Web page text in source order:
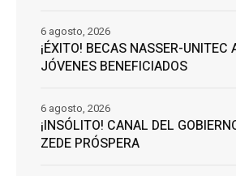
¡ÉXITO! BECAS NASSER-
JÓVENES BENEFICIADOS
6 agosto, 2026
¡INSÓLITO! CANAL DEL
ZEDE PRÓSPERA
6 agosto, 2026